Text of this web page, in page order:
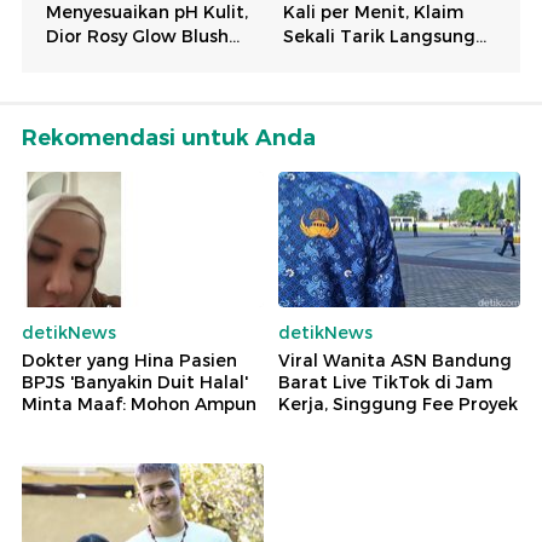
Rekomendasi untuk Anda
detikNews
Dokter yang Hina Pasien
BPJS 'Banyakin Duit Halal'
Minta Maaf: Mohon Ampun
detikNews
Viral Wanita ASN Bandung
Barat Live TikTok di Jam
Kerja, Singgung Fee Proyek